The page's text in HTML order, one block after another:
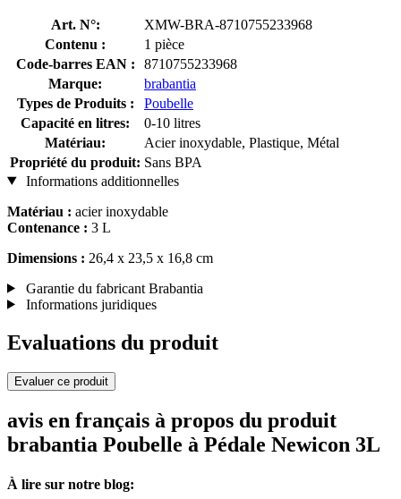
Art. N°:
XMW-BRA-8710755233968
Contenu :
1 pièce
Code-barres EAN :
8710755233968
Marque:
brabantia
Types de Produits :
Poubelle
Capacité en litres:
0-10 litres
Matériau:
Acier inoxydable, Plastique, Métal
Propriété du produit: Sans BPA
Informations additionnelles
Matériau : acier inoxydable
Contenance : 3 L
Dimensions : 26,4 x 23,5 x 16,8 cm
Garantie du fabricant Brabantia
Informations juridiques
Evaluations du produit
Evaluer ce produit
avis en français à propos du produit
brabantia Poubelle à Pédale Newicon 3L
À lire sur notre blog: